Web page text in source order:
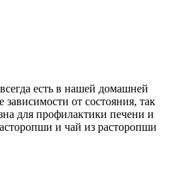
есть в нашей домашней
от состояния, так
для профилактики печени и
и чай из расторопши